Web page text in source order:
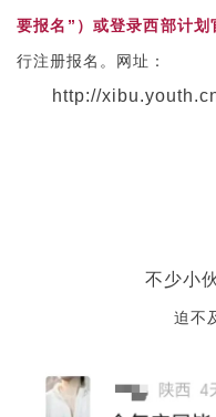
要报名”）或登录西部计划
行注册报名。网址：
http://
不少小
迫不